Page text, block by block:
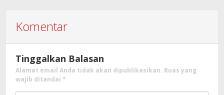
Komentar
Tinggalkan Balasan
Alamat email Anda tidak akan dipublikasikan. Ruas yang
wajib ditandai *